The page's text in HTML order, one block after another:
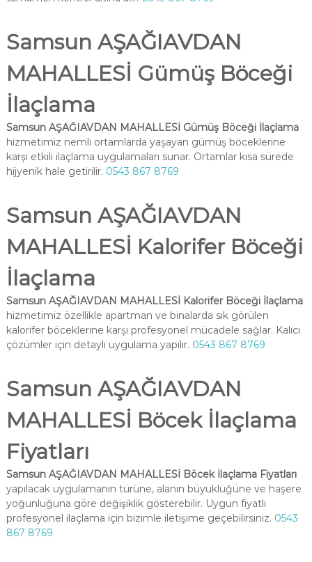
Samsun AŞAĞIAVDAN
MAHALLESİ Gümüş Böceği
İlaçlama
Samsun AŞAĞIAVDAN MAHALLESİ Gümüş Böceği İlaçlama
hizmetimiz nemli ortamlarda yaşayan gümüş böceklerine
karşı etkili ilaçlama uygulamaları sunar. Ortamlar kısa sürede
hijyenik hale getirilir. 0543 867 8769
Samsun AŞAĞIAVDAN
MAHALLESİ Kalorifer Böceği
İlaçlama
Samsun AŞAĞIAVDAN MAHALLESİ Kalorifer Böceği İlaçlama
hizmetimiz özellikle apartman ve binalarda sık görülen
kalorifer böceklerine karşı profesyonel mücadele sağlar. Kalıcı
çözümler için detaylı uygulama yapılır. 0543 867 8769
Samsun AŞAĞIAVDAN
MAHALLESİ Böcek İlaçlama
Fiyatları
Samsun AŞAĞIAVDAN MAHALLESİ Böcek İlaçlama Fiyatları
yapılacak uygulamanın türüne, alanın büyüklüğüne ve haşere
yoğunluğuna göre değişiklik gösterebilir. Uygun fiyatlı
profesyonel ilaçlama için bizimle iletişime geçebilirsiniz. 0543
867 8769